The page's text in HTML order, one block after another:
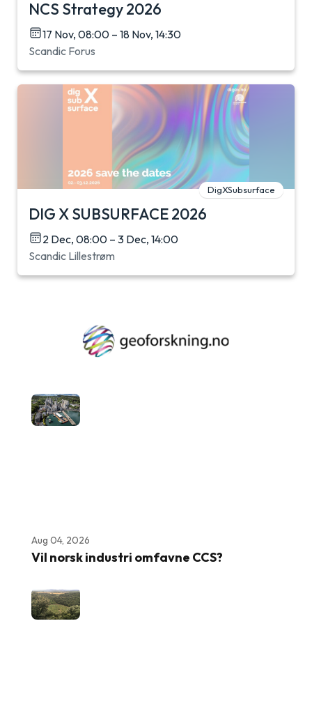
NCS Strategy 2026
17 Nov, 08:00 – 18 Nov, 14:30
Scandic Forus
DigXSubsurface
DIG X SUBSURFACE 2026
2 Dec, 08:00 – 3 Dec, 14:00
Scandic Lillestrøm
Aug 04, 2026
Vil norsk industri omfavne CCS?